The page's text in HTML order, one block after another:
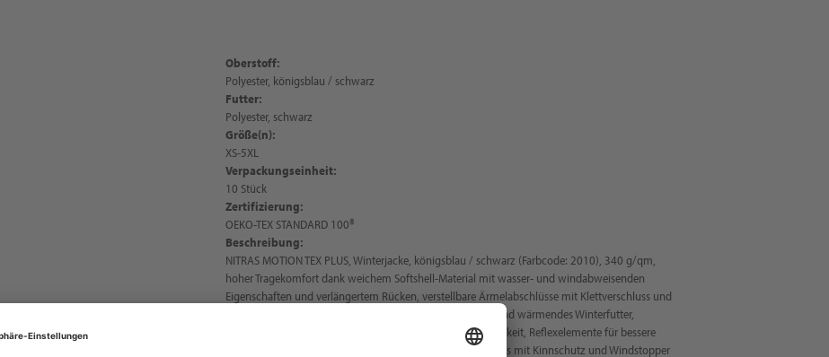
Oberstoff:
Polyester, königsblau / schwarz
Futter:
Polyester, schwarz
Größe(n):
XS-5XL
Verpackungseinheit:
10 Stück
Zertifizierung:
OEKO-TEX STANDARD 100®
Beschreibung:
NITRAS MOTION TEX PLUS, Winterjacke, königsblau / schwarz (Farbcode: 2010), 340 g/qm,
hoher Tragekomfort dank weichem Softshell-Material mit wasser- und windabweisenden
Eigenschaften und verlängertem Rücken, verstellbare Ärmelabschlüsse mit Klettverschluss und
Kordelzug im Saum für optimalen Sitz und Halt, weiches und wärmendes Winterfutter,
Verstärkungen an Ellbogenpartie für hohe Widerstandsfähigkeit, Reflexelemente für bessere
Sichtbarkeit, Stehkragen, durchgehender YKK-Reißverschluss mit Kinnschutz und Windstopper